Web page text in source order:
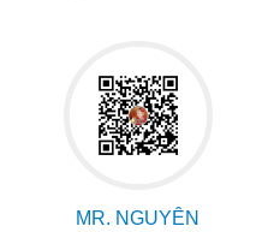
MR. NGUYÊN